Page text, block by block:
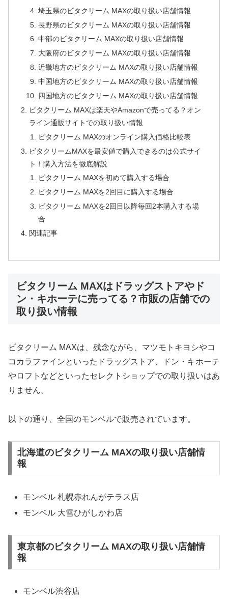
埼玉県のビタクリーム MAXの取り扱い店舗情報
長野県のビタクリーム MAXの取り扱い店舗情報
中部のビタクリーム MAXの取り扱い店舗情報
大阪府のビタクリーム MAXの取り扱い店舗情報
近畿地方のビタクリーム MAXの取り扱い店舗情報
中国地方のビタクリーム MAXの取り扱い店舗情報
四国地方のビタクリーム MAXの取り扱い店舗情報
ビタクリーム MAXは楽天やAmazonで売ってる？オン
ライン通販サイトでの取り扱い情報
ビタクリーム MAXのオンライン購入価格比較表
ビタクリームMAXを最安値で購入できるのは公式サイ
ト！購入方法を徹底解説
ビタクリーム MAXを初めて購入する場合
ビタクリーム MAXを2回目に購入する場合
ビタクリーム MAXを2回目以降毎回2本購入する場
合
関連記事
ビタクリーム MAXはドラッグストアやド
ン・キホーテに売ってる？市販の店舗での
取り扱い情報
ビタクリーム MAXは、残念ながら、マツモトキヨシやコ
コカラファインといったドラッグストア、ドン・キホーテ
やロフトなどといったセレクトショップでの取り扱いはあ
りません。
以下の通り、全国のモンベルで販売されています。
北海道のビタクリーム MAXの取り扱い店舗情
報
モンベル 札幌赤れんがテラス店
モンベル 大雪ひがしかわ店
東京都のビタクリーム MAXの取り扱い店舗情
報
モンベル渋谷店